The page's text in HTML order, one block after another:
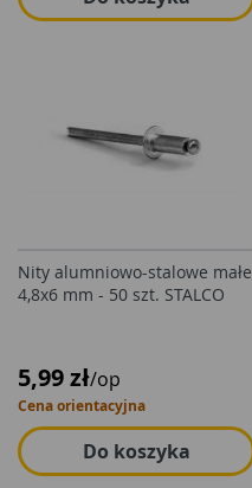
Nity alumniowo-stalowe małe
4,8x6 mm - 50 szt. STALCO
5,99 zł/op
Cena orientacyjna
Do koszyka